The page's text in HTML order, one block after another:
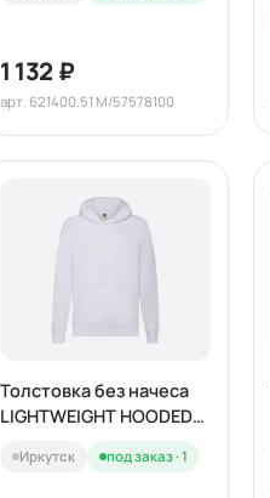
1 132 ₽
арт. 621400.51 M/57578100
Толстовка без начеса
LIGHTWEIGHT HOODED
Иркутск под заказ · 1